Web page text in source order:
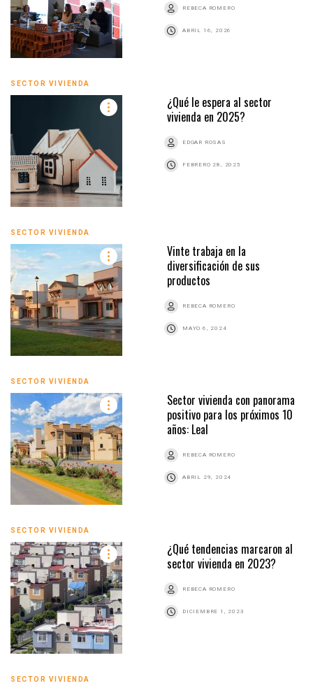
REBECA ROMERO
ABRIL 16, 2026
SECTOR VIVIENDA
¿Qué le espera al sector
vivienda en 2025?
EDGAR ROSAS
FEBRERO 28, 2025
SECTOR VIVIENDA
Vinte trabaja en la
diversificación de sus
productos
REBECA ROMERO
MAYO 6, 2024
SECTOR VIVIENDA
Sector vivienda con panorama
positivo para los próximos 10
años: Leal
REBECA ROMERO
ABRIL 29, 2024
SECTOR VIVIENDA
¿Qué tendencias marcaron al
sector vivienda en 2023?
REBECA ROMERO
DICIEMBRE 1, 2023
SECTOR VIVIENDA